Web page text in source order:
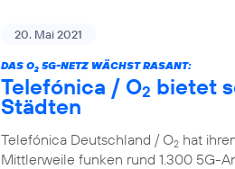
20. Mai 2021
DAS O2 5G-NETZ WÄCHST RASANT:
Telefónica / O2 bietet
Städten
Telefónica Deutschland / O2 hat
Mittlerweile funken rund 1.300 5G-